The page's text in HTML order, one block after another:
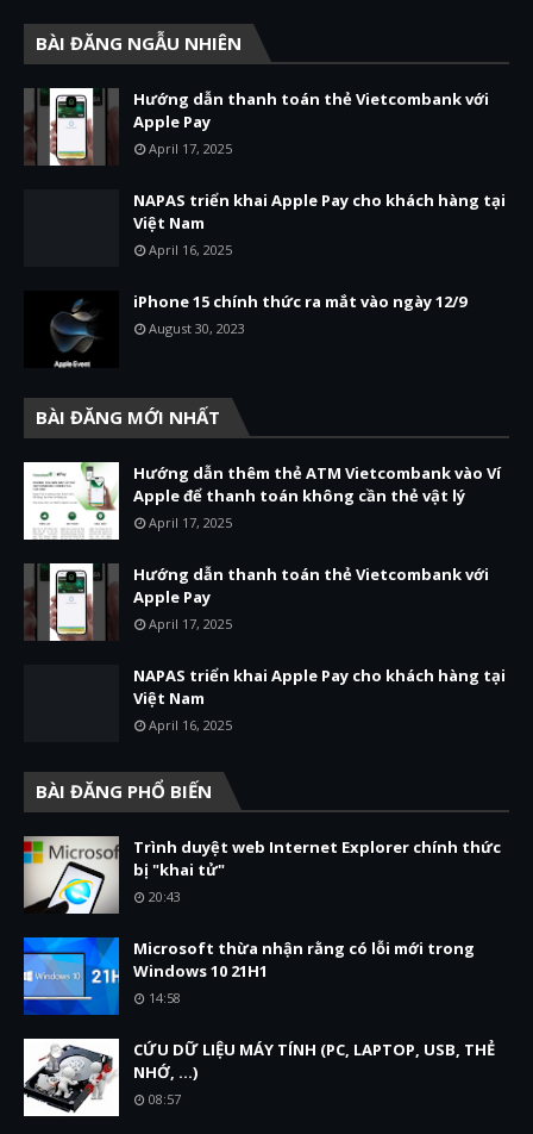
BÀI ĐĂNG NGẪU NHIÊN
Hướng dẫn thanh toán thẻ Vietcombank với
Apple Pay
April 17, 2025
NAPAS triển khai Apple Pay cho khách hàng tại
Việt Nam
April 16, 2025
iPhone 15 chính thức ra mắt vào ngày 12/9
August 30, 2023
BÀI ĐĂNG MỚI NHẤT
Hướng dẫn thêm thẻ ATM Vietcombank vào Ví
Apple để thanh toán không cần thẻ vật lý
April 17, 2025
Hướng dẫn thanh toán thẻ Vietcombank với
Apple Pay
April 17, 2025
NAPAS triển khai Apple Pay cho khách hàng tại
Việt Nam
April 16, 2025
BÀI ĐĂNG PHỔ BIẾN
Trình duyệt web Internet Explorer chính thức
bị "khai tử"
20:43
Microsoft thừa nhận rằng có lỗi mới trong
Windows 10 21H1
14:58
CỨU DỮ LIỆU MÁY TÍNH (PC, LAPTOP, USB, THẺ
NHỚ, ...)
08:57